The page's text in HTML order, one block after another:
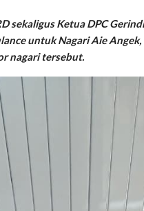
sekaligus Ketua DPC
untuk Nagari Aie
nagari tersebut.